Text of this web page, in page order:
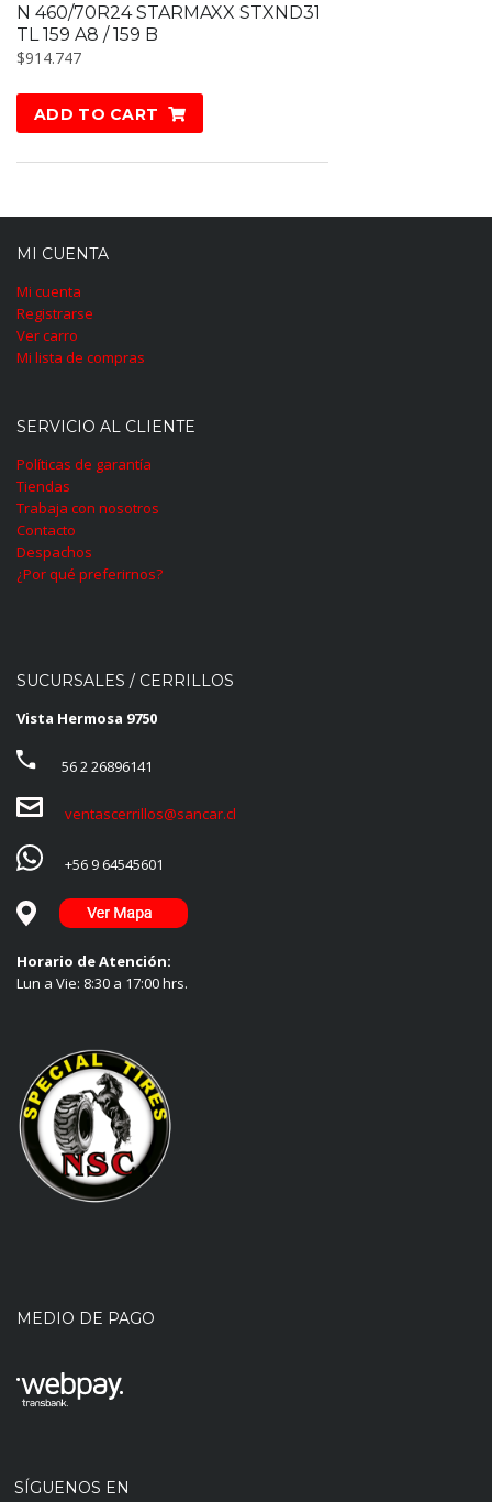
N 460/70R24 STARMAXX STXND31
TL 159 A8 / 159 B
$914.747
ADD TO CART
MI CUENTA
Mi cuenta
Registrarse
Ver carro
Mi lista de compras
SERVICIO AL CLIENTE
Políticas de garantía
Tiendas
Trabaja con nosotros
Contacto
Despachos
¿Por qué preferirnos?
SUCURSALES / CERRILLOS
Vista Hermosa 9750
56 2 26896141
ventascerrillos@sancar.cl
+56 9 64545601
Horario de Atención:
Lun a Vie: 8:30 a 17:00 hrs.
MEDIO DE PAGO
SÍGUENOS EN